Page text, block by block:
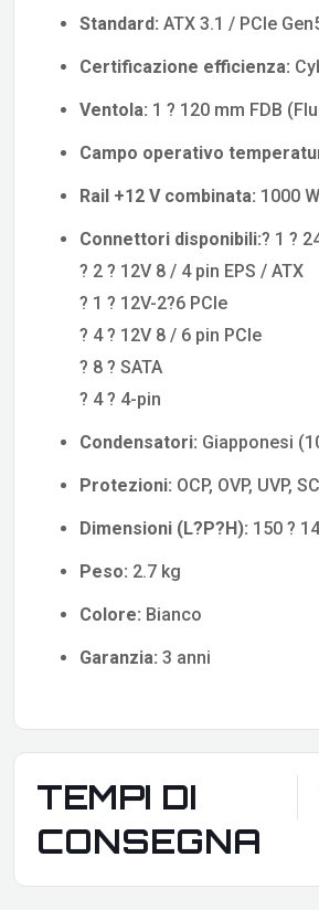
Standard: ATX 3.1 / PCIe
Certificazione efficienza:
Ventola: 1 ? 120 mm FDB
Campo operativo
Rail +12 V combinata: 1000
Connettori disponibili:? 1 ?
? 2 ? 12V 8 / 4 pin EPS / ATX
? 1 ? 12V-2?6 PCIe
? 4 ? 12V 8 / 6 pin PCIe
? 8 ? SATA
? 4 ? 4-pin
Condensatori: Giapponesi
Protezioni: OCP, OVP, UVP,
Dimensioni (L?P?H): 150 ?
Peso: 2.7 kg
Colore: Bianco
Garanzia: 3 anni
TEMPI DI
CONSEGNA